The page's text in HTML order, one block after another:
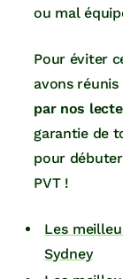
ou mal
Pour éviter
avons
par nos
garantie de
pour
PVT !
Les
Sydney